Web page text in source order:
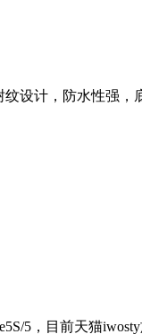
设计，防水性强
5，目前天猫